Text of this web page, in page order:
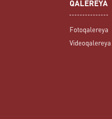
QALEREYA
Fotoqalereya
Videoqalereya